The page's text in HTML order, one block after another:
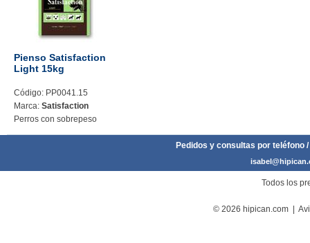
Pienso Satisfaction
Light 15kg
Código: PP0041.15
Marca: Satisfaction
Perros con sobrepeso
Pedidos y consultas por teléfono
Todos los
© 2026 hipican.com |